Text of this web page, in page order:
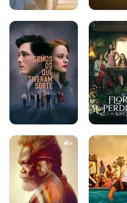
Somos
os
Que
Tiveram
Sorte
As
Flores
Perdidas
de
Alice
Hart
Os
Últimos
Dias
Ptolemy
Grey
Bel-